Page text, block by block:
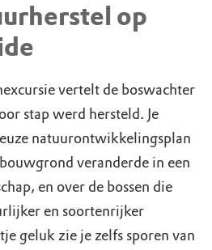
op
vertelt de boswachter
stap werd hersteld. Je
natuurontwikkelingsplan
veranderde in een
en over de bossen die
en soortenrijker
geluk zie je zelfs sporen van